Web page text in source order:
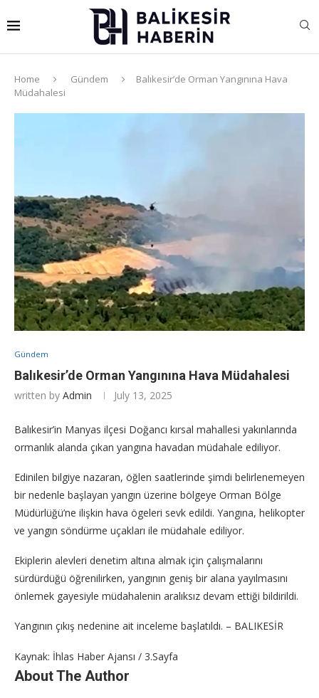
Home Gündem
Balıkesir’de Orman Yangınına Hava
Müdahalesi
Gündem
Balıkesir’de Orman Yangınına Hava Müdahalesi
written by Admin July 13, 2025
Balıkesir’in Manyas ilçesi Doğancı kırsal mahallesi yakınlarında
ormanlık alanda çıkan yangına havadan müdahale ediliyor.
Edinilen bilgiye nazaran, öğlen saatlerinde şimdi belirlenemeyen
bir nedenle başlayan yangın üzerine bölgeye Orman Bölge
Müdürlüğü’ne ilişkin hava ögeleri sevk edildi. Yangına, helikopter
ve yangın söndürme uçakları ile müdahale ediliyor.
Ekiplerin alevleri denetim altına almak için çalışmalarını
sürdürdüğü öğrenilirken, yangının geniş bir alana yayılmasını
önlemek gayesiyle müdahalenin aralıksız devam ettiği bildirildi.
Yangının çıkış nedenine ait inceleme başlatıldı. – BALIKESİR
Kaynak: İhlas Haber Ajansı / 3.Sayfa
About The Author